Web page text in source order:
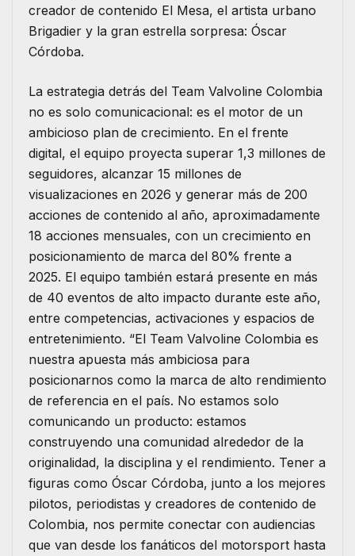
creador de contenido El Mesa, el artista urbano
Brigadier y la gran estrella sorpresa: Óscar
Córdoba.
La estrategia detrás del Team Valvoline Colombia
no es solo comunicacional: es el motor de un
ambicioso plan de crecimiento. En el frente
digital, el equipo proyecta superar 1,3 millones de
seguidores, alcanzar 15 millones de
visualizaciones en 2026 y generar más de 200
acciones de contenido al año, aproximadamente
18 acciones mensuales, con un crecimiento en
posicionamiento de marca del 80% frente a
2025. El equipo también estará presente en más
de 40 eventos de alto impacto durante este año,
entre competencias, activaciones y espacios de
entretenimiento. “El Team Valvoline Colombia es
nuestra apuesta más ambiciosa para
posicionarnos como la marca de alto rendimiento
de referencia en el país. No estamos solo
comunicando un producto: estamos
construyendo una comunidad alrededor de la
originalidad, la disciplina y el rendimiento. Tener a
figuras como Óscar Córdoba, junto a los mejores
pilotos, periodistas y creadores de contenido de
Colombia, nos permite conectar con audiencias
que van desde los fanáticos del motorsport hasta